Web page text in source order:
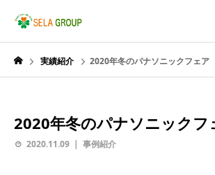
実績紹介 2020年冬のパナソニックフェア
2020年冬のパナソニックフ
2020.11.09 事例紹介